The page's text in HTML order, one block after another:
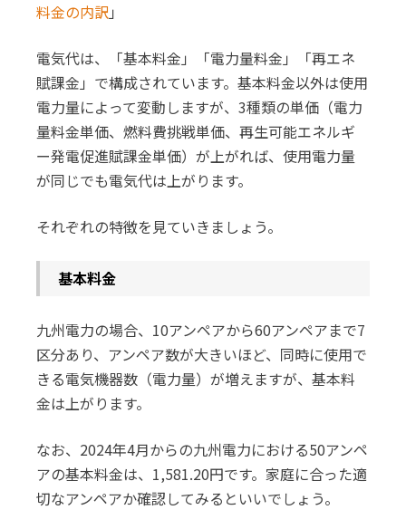
料金の内訳」
電気代は、「基本料金」「電力量料金」「再エネ
賦課金」で構成されています。基本料金以外は使用
電力量によって変動しますが、3種類の単価（電力
量料金単価、燃料費挑戦単価、再生可能エネルギ
ー発電促進賦課金単価）が上がれば、使用電力量
が同じでも電気代は上がります。
それぞれの特徴を見ていきましょう。
基本料金
九州電力の場合、10アンペアから60アンペアまで7
区分あり、アンペア数が大きいほど、同時に使用で
きる電気機器数（電力量）が増えますが、基本料
金は上がります。
なお、2024年4月からの九州電力における50アンペ
アの基本料金は、1,581.20円です。家庭に合った適
切なアンペアか確認してみるといいでしょう。